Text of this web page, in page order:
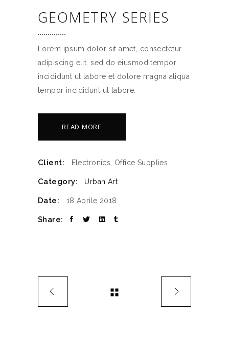
GEOMETRY SERIES
Lorem ipsum dolor sit amet, consectetur
adipiscing elit, sed do eiusmod tempor
incididunt ut labore et dolore magna aliqua
tempor incididunt ut labore.
READ MORE
Client: Electronics, Office Supplies
Category: Urban Art
Date: 18 Aprile 2018
Share: